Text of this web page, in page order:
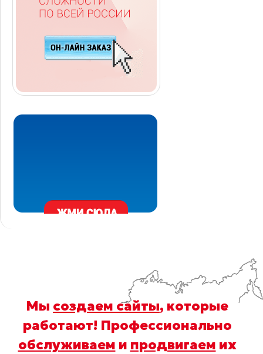
Мы создаем сайты, которые
работают! Профессионально
обслуживаем и продвигаем их